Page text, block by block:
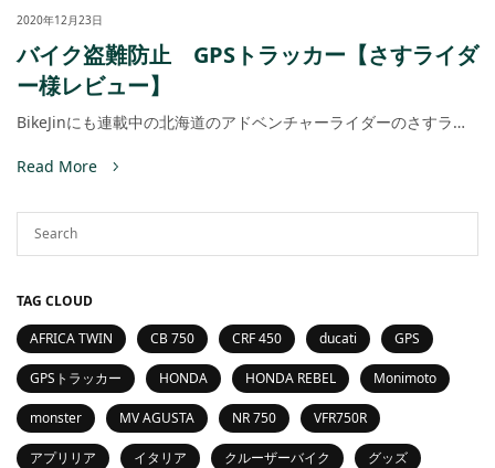
2020年12月23日
バイク盗難防止 GPSトラッカー【さすライダ
ー様レビュー】
BikeJinにも連載中の北海道のアドベンチャーライダーのさすラ…
Read More
TAG CLOUD
AFRICA TWIN
CB 750 CRF 450 ducati GPS
GPSトラッカー HONDA HONDA REBEL Monimoto
monster MV AGUSTA NR 750 VFR750R
アプリリア イタリア クルーザーバイク グッズ